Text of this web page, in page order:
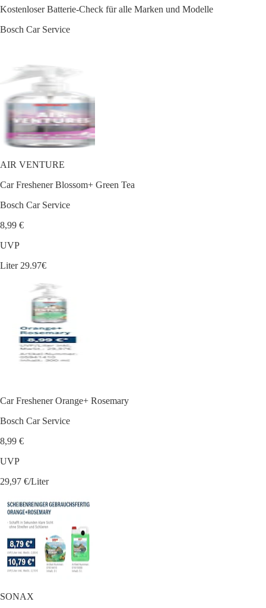
Kostenloser Batterie-Check für alle Marken und Modelle
Bosch Car Service
AIR VENTURE
Car Freshener Blossom+ Green Tea
Bosch Car Service
8,99 €
UVP
Liter 29.97€
Car Freshener Orange+ Rosemary
Bosch Car Service
8,99 €
UVP
29,97 €/Liter
SONAX